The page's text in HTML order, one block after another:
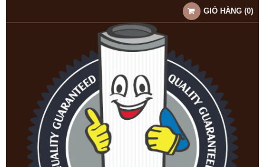
GIỎ HÀNG (0)